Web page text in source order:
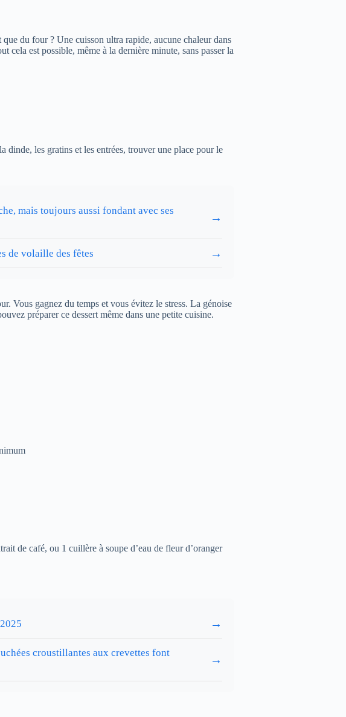
du four ? Une cuisson ultra rapide, aucune chaleur dans
cela est possible, même à la dernière minute, sans passer la
dinde, les gratins et les entrées, trouver une place pour le
mais toujours aussi fondant avec ses
→
de volaille des fêtes →
Vous gagnez du temps et vous évitez le stress. La génoise
préparer ce dessert même dans une petite cuisine.
de café, ou 1 cuillère à soupe d’eau de fleur d’oranger
→
croustillantes aux crevettes font
→